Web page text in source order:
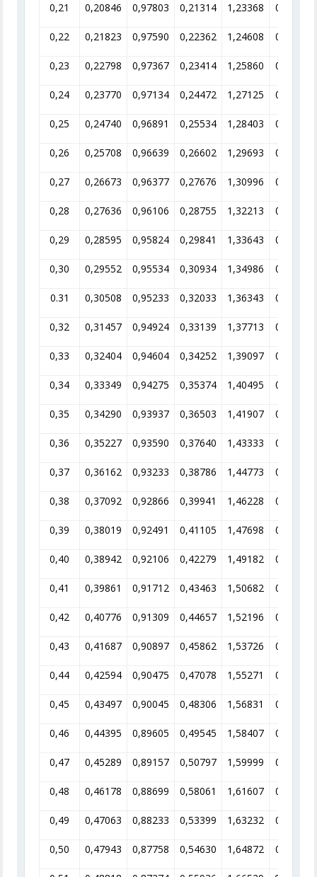
0,21 0,20846 0,97803 0,21314 1,23368 0,81058
0,22 0,21823 0,97590 0,22362 1,24608 0,80252
0,23 0,22798 0,97367 0,23414 1,25860 0,79453
0,24 0,23770 0,97134 0,24472 1,27125 0,78663
0,25 0,24740 0,96891 0,25534 1,28403 0,77880
0,26 0,25708 0,96639 0,26602 1,29693 0,77105
0,27 0,26673 0,96377 0,27676 1,30996 0,76338
0,28 0,27636 0,96106 0,28755 1,32213 0,75578
0,29 0,28595 0,95824 0,29841 1,33643 0,74826
0,30 0,29552 0,95534 0,30934 1,34986 0,74082
0.31 0,30508 0,95233 0,32033 1,36343 0,73345
0,32 0,31457 0,94924 0,33139 1,37713 0,72615
0,33 0,32404 0,94604 0,34252 1,39097 0,71892
0,34 0,33349 0,94275 0,35374 1,40495 0,71177
0,35 0,34290 0,93937 0,36503 1,41907 0,70469
0,36 0,35227 0,93590 0,37640 1,43333 0,69768
0,37 0,36162 0,93233 0,38786 1,44773 0,69073
0,38 0,37092 0,92866 0,39941 1,46228 0,68386
0,39 0,38019 0,92491 0,41105 1,47698 0,67705
0,40 0,38942 0,92106 0,42279 1,49182 0,67032
0,41 0,39861 0,91712 0,43463 1,50682 0,66365
0,42 0,40776 0,91309 0,44657 1,52196 0,65705
0,43 0,41687 0,90897 0,45862 1,53726 0,65051
0,44 0,42594 0,90475 0,47078 1,55271 0,64404
0,45 0,43497 0,90045 0,48306 1,56831 0,63763
0,46 0,44395 0,89605 0,49545 1,58407 0,63128
0,47 0,45289 0,89157 0,50797 1,59999 0,62500
0,48 0,46178 0,88699 0,58061 1,61607 0,61878
0,49 0,47063 0,88233 0,53399 1,63232 0,61263
0,50 0,47943 0,87758 0,54630 1,64872 0,60653